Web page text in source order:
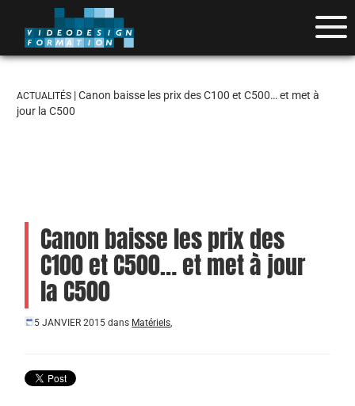
ACTUALITÉS | Canon baisse les prix des C100 et C500… et met à
jour la C500
Canon baisse les prix des
C100 et C500… et met à jour
la C500
5 JANVIER 2015 dans Matériels,